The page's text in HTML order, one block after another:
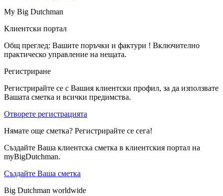
My Big Dutchman
Клиентски портал
Общ преглед: Вашите поръчки и фактури ! Включително
практическо управление на нещата.
Регистриране
Регистрирайте се с Вашия клиентски профил, за да използвате
Вашата сметка и всички предимства.
Отворете регистрацията
Нямате още сметка? Регистрирайте се сега!
Създайте Ваша клиентска сметка в клиентския портал на
myBigDutchman.
Създайте Ваша сметка
Big Dutchman worldwide